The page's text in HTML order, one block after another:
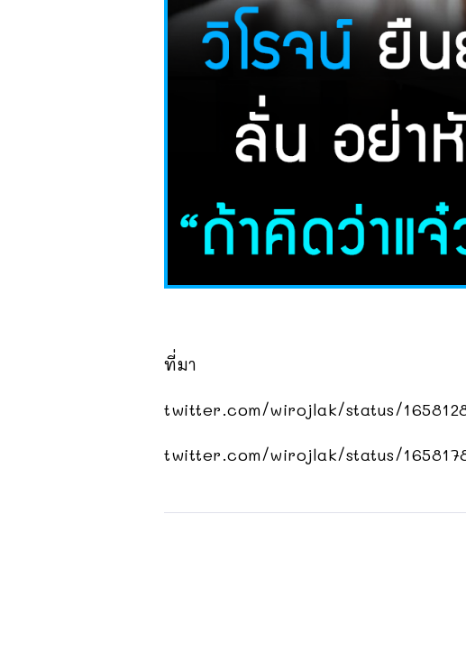
ที่มา
twitter.com/wirojlak/status/
twitter.com/wirojlak/status/